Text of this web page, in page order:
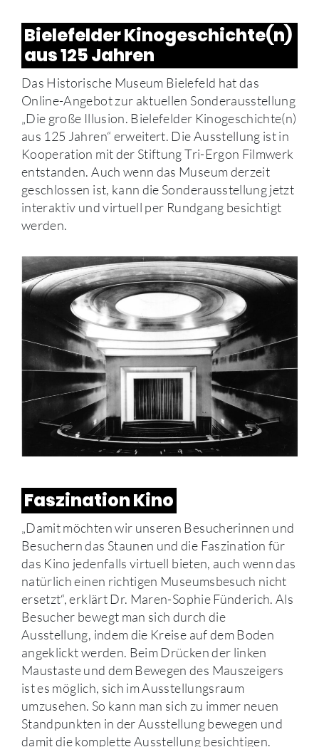
Bielefelder Kinogeschichte(n)
aus 125 Jahren
Das Historische Museum Bielefeld hat das
Online-Angebot zur aktuellen Sonderausstellung
„Die große Illusion. Bielefelder Kinogeschichte(n)
aus 125 Jahren“ erweitert. Die Ausstellung ist in
Kooperation mit der Stiftung Tri-Ergon Filmwerk
entstanden. Auch wenn das Museum derzeit
geschlossen ist, kann die Sonderausstellung jetzt
interaktiv und virtuell per Rundgang besichtigt
werden.
Faszination Kino
„Damit möchten wir unseren Besucherinnen und
Besuchern das Staunen und die Faszination für
das Kino jedenfalls virtuell bieten, auch wenn das
natürlich einen richtigen Museumsbesuch nicht
ersetzt“, erklärt Dr. Maren-Sophie Fünderich. Als
Besucher bewegt man sich durch die
Ausstellung, indem die Kreise auf dem Boden
angeklickt werden. Beim Drücken der linken
Maustaste und dem Bewegen des Mauszeigers
ist es möglich, sich im Ausstellungsraum
umzusehen. So kann man sich zu immer neuen
Standpunkten in der Ausstellung bewegen und
damit die komplette Ausstellung besichtigen.